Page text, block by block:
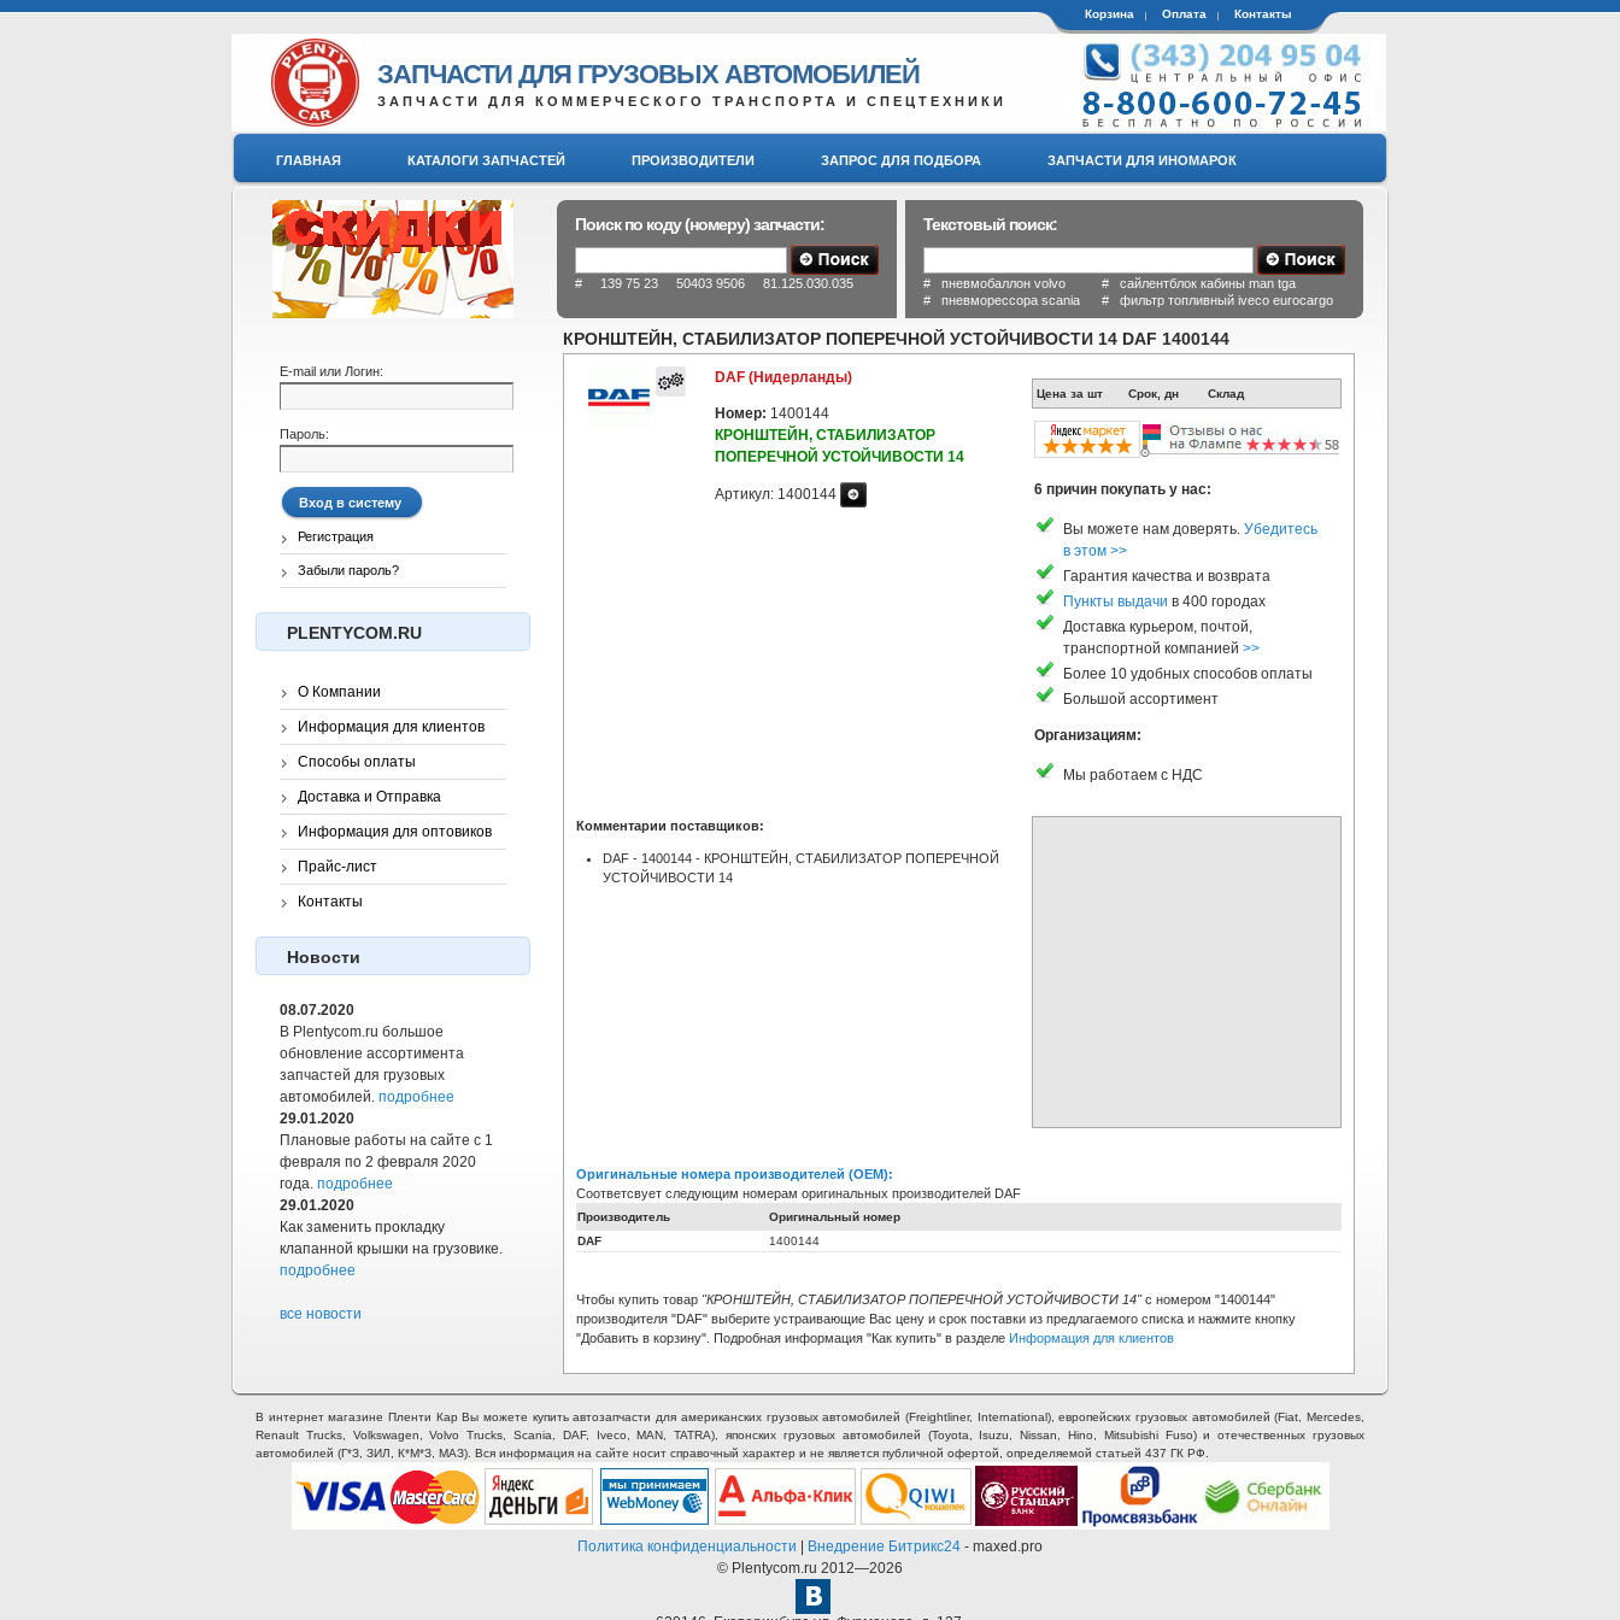
Корзина Оплата Контакты
ЗАПЧАСТИ ДЛЯ ГРУЗОВЫХ АВТОМОБИЛЕЙ
ЗАПЧАСТИ ДЛЯ КОММЕРЧЕСКОГО ТРАНСПОРТА И СПЕЦТЕХНИКИ
ГЛАВНАЯ КАТАЛОГИ ЗАПЧАСТЕЙ ПРОИЗВОДИТЕЛИ ЗАПРОС ДЛЯ ПОДБОРА ЗАПЧАСТИ ДЛЯ ИНОМАРОК
Поиск по коду (номеру) запчасти:
# 139 75 23 50403 9506 81.125.030.035
Текстовый поиск:
# пневмобаллон volvo # сайлентблок кабины man tga
# пневморессора scania # фильтр топливный iveco eurocargo
КРОНШТЕЙН, СТАБИЛИЗАТОР ПОПЕРЕЧНОЙ УСТОЙЧИВОСТИ 14 DAF 1400144
DAF (Нидерланды)
Номер: 1400144
КРОНШТЕЙН, СТАБИЛИЗАТОР
ПОПЕРЕЧНОЙ УСТОЙЧИВОСТИ 14
Артикул: 1400144
Цена за шт Срок, дн Склад
6 причин покупать у нас:
Вы можете нам доверять. Убедитесь
в этом >>
Гарантия качества и возврата
Пункты выдачи в 400 городах
Доставка курьером, почтой,
транспортной компанией >>
Более 10 удобных способов оплаты
Большой ассортимент
Организациям:
Мы работаем с НДС
Комментарии поставщиков:
DAF - 1400144 - КРОНШТЕЙН, СТАБИЛИЗАТОР ПОПЕРЕЧНОЙ
УСТОЙЧИВОСТИ 14
Оригинальные номера производителей (OEM):
Соответсвует следующим номерам оригинальных производителей DAF
Производитель
Оригинальный номер
DAF
1400144
Чтобы купить товар "КРОНШТЕЙН, СТАБИЛИЗАТОР ПОПЕРЕЧНОЙ УСТОЙЧИВОСТИ 14"с номером "1400144"
производителя "DAF" выберите устраивающие Вас цену и срок поставки из предлагаемого списка и нажмите кнопку
"Добавить в корзину". Подробная информация "Как купить" в разделе Информация для клиентов
E-mail или Логин:
Пароль:
Регистрация
Забыли пароль?
PLENTYCOM.RU
О Компании
Информация для клиентов
Способы оплаты
Доставка и Отправка
Информация для оптовиков
Прайс-лист
Контакты
Новости
08.07.2020
В Plentycom.ru большое
обновление ассортимента
запчастей для грузовых
автомобилей. подробнее
29.01.2020
Плановые работы на сайте с 1
февраля по 2 февраля 2020
года. подробнее
29.01.2020
Как заменить прокладку
клапанной крышки на грузовике.
подробнее
все новости
В интернет магазине Пленти Кар Вы можете купить автозапчасти для американских грузовых автомобилей (Freightliner, International), европейских грузовых автомобилей (Fiat, Mercedes,
Renault Trucks, Volkswagen, Volvo Trucks, Scania, DAF, Iveco, MAN, TATRA), японских грузовых автомобилей (Toyota, Isuzu, Nissan, Hino, Mitsubishi Fuso) и отечественных грузовых
автомобилей (Г*З, ЗИЛ, К*М*З, МАЗ). Вся информация на сайте носит справочный характер и не является публичной офертой, определяемой статьей 437 ГК РФ.
Политика конфиденциальности Внедрение Битрикс24 - maxed.pro
© Plentycom.ru 2012—2026